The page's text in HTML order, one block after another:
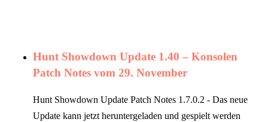
Hunt Showdown Update 1.40 – Konsolen
Patch Notes vom 29. November
Hunt Showdown Update Patch Notes 1.7.0.2 - Das neue
Update kann jetzt heruntergeladen und gespielt werden